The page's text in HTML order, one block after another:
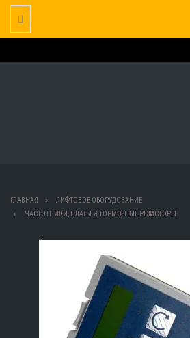
Toggle Navigation
ГЛАВНАЯ
ЛИФТОВОЕ ОБОРУДОВАНИЕ
ЧАСТОТНИКИ, ПЛАТЫ И ТОРМОЗНЫЕ РЕЗИСТОРЫ